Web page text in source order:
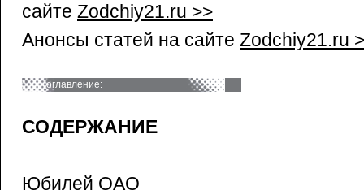
сайте Zodchiy21.ru >>
Анонсы статей на сайте Zodchiy21.ru
оглавление:
СОДЕРЖАНИЕ
Юбилей ОАО